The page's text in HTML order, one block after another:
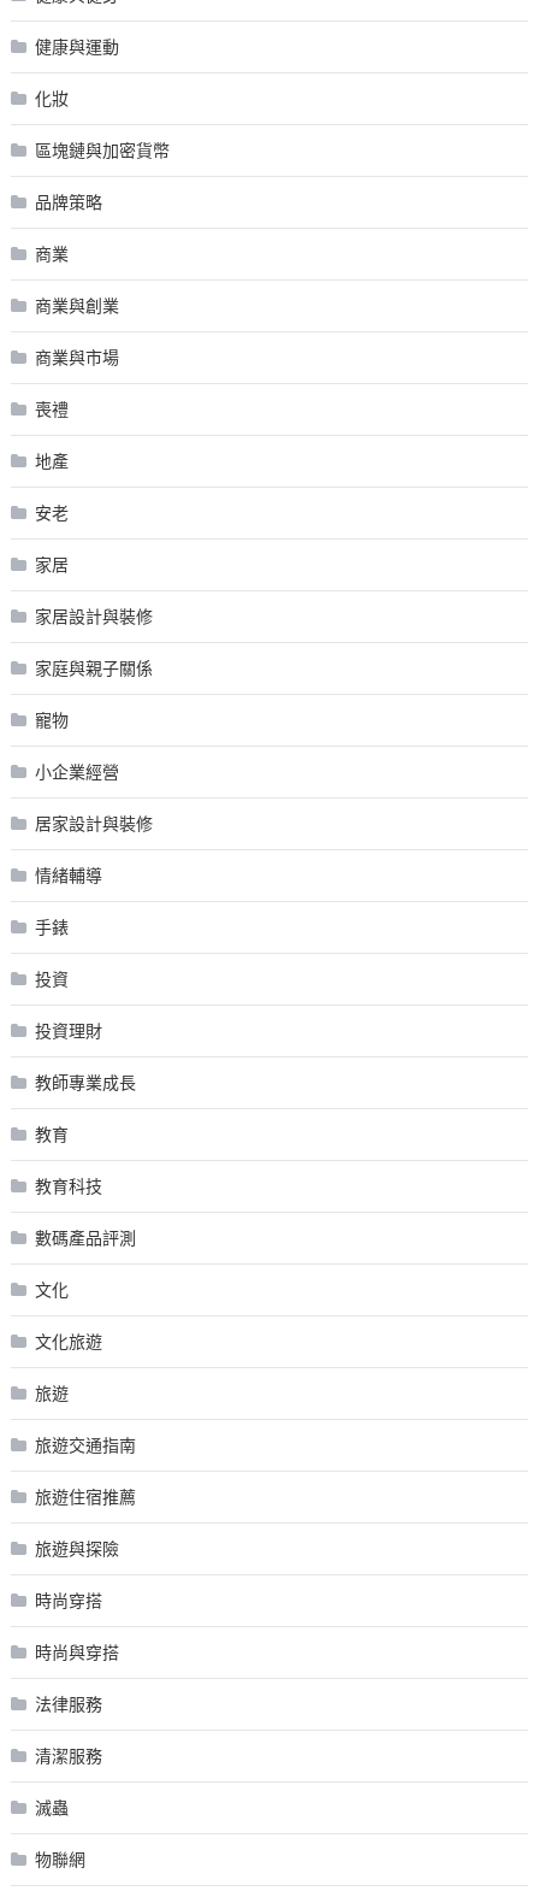
健康與運動
化妝
區塊鏈與加密貨幣
品牌策略
商業
商業與創業
商業與市場
喪禮
地產
安老
家居
家居設計與裝修
家庭與親子關係
寵物
小企業經營
居家設計與裝修
情緒輔導
手錶
投資
投資理財
教師專業成長
教育
教育科技
數碼產品評測
文化
文化旅遊
旅遊
旅遊交通指南
旅遊住宿推薦
旅遊與探險
時尚穿搭
時尚與穿搭
法律服務
清潔服務
滅蟲
物聯網